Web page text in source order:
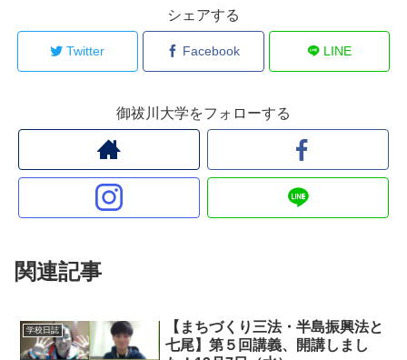
シェアする
Twitter Facebook LINE
御祓川大学をフォローする
関連記事
学校日誌
【まちづくり三法・半島振興法と
七尾】第５回講義、開講しまし